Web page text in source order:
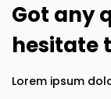
Got any
hesitate
Lorem ipsum